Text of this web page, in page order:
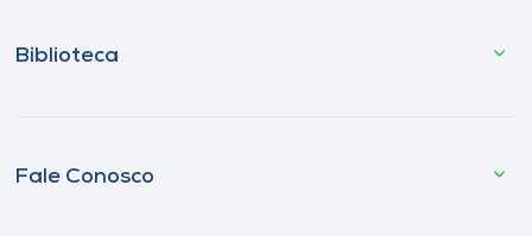
Biblioteca
Fale Conosco